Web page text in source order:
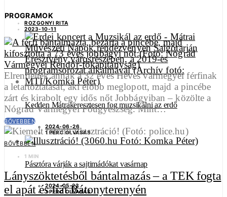
PROGRAMOK
Kedden Mátrakeresztesen fog muzsikálni az erdő
2024-06-26
1 PERC OLVASÁS
Pásztóra várják a sajtimádókat vasárnap
2024-05-23
1 PERC OLVASÁS
ROZGONYI RITA
2023-10-11
Elrendelték annak a 32 éves Heves vármegyei férfinak
a letartóztatását, aki előbb meglopott, majd a pincébe
zárt és kirabolt egy idős nőt Jobbágyiban – közölte a
Nógrád Vármegyei Főügyészség. Mint…
BŐVEBBEN
BŐVEBBEN
1 MIN
Lányszöktetésből bántalmazás – a TEK fogta
el apát és fiát Bátonyterenyén